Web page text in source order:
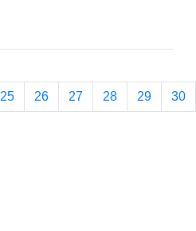
25 26 27 28 29 30